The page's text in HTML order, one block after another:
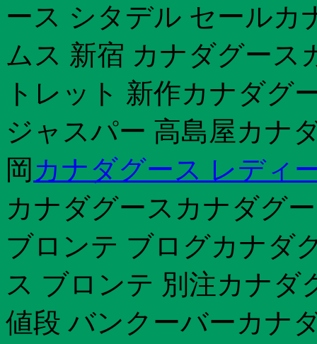
ース シタデル セールカ
ムス 新宿 カナダグース
トレット 新作カナダグ
ジャスパー 高島屋カナ
岡 カナダグース レディ
カナダグースカナダグ
ブロンテ ブログカナダ
ス ブロンテ 別注カナダ
値段 バンクーバーカナ